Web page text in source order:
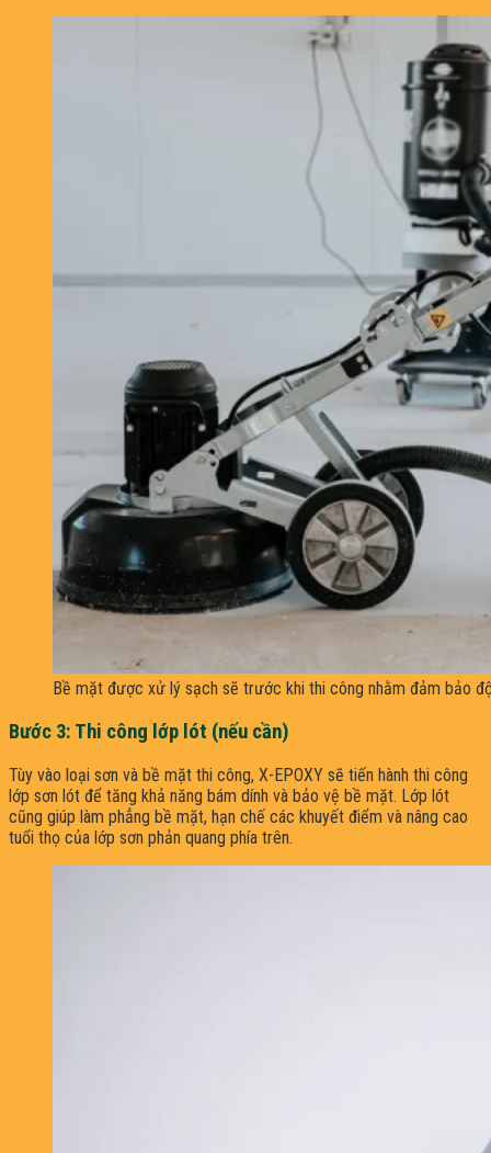
Bề mặt được xử lý sạch sẽ trước khi thi công nhằm đảm bảo
Bước 3: Thi công lớp lót (nếu cần)
Tùy vào loại sơn và bề mặt thi công, X-EPOXY sẽ tiến hành thi công
lớp sơn lót để tăng khả năng bám dính và bảo vệ bề mặt. Lớp lót
cũng giúp làm phẳng bề mặt, hạn chế các khuyết điểm và nâng cao
tuổi thọ của lớp sơn phản quang phía trên.